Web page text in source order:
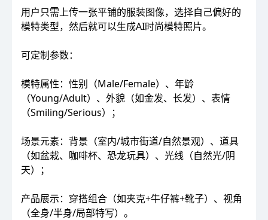
用户只需上传一张平铺的服装图像，选择自己偏好的
模特类型，然后就可以生成AI时尚模特照片。
可定制参数：
模特属性：性别（Male/Female）、年龄
（Young/Adult）、外貌（如金发、长发）、表情
（Smiling/Serious）；
场景元素：背景（室内/城市街道/自然景观）、道具
（如盆栽、咖啡杯、恐龙玩具）、光线（自然光/阴
天）；
产品展示：穿搭组合（如夹克+牛仔裤+靴子）、视角
（全身/半身/局部特写）。